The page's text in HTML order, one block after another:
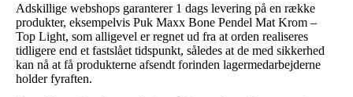
Adskillige webshops garanterer 1 dags levering på en række
produkter, eksempelvis Puk Maxx Bone Pendel Mat Krom –
Top Light, som alligevel er regnet ud fra at orden realiseres
tidligere end et fastslået tidspunkt, således at de med sikkerhed
kan nå at få produkterne afsendt forinden lagermedarbejderne
holder fyraften.